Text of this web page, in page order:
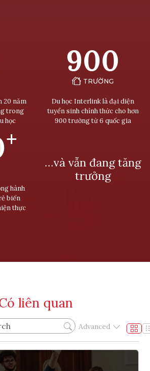
20 năm
trong
học
900
TRƯỜNG
Du học Interlink là đại diện
tuyển sinh chính thức cho hơn
900 trường từ 6 quốc gia
+
hành
biến
thực
…và vẫn đang tăng
trưởng
liên quan
Advanced